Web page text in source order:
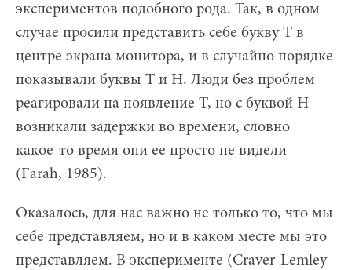
экспериментов подобного рода. Так, в одном
случае просили представить себе букву Т в
центре экрана монитора, и в случайно порядке
показывали буквы Т и Н. Люди без проблем
реагировали на появление Т, но с буквой Н
возникали задержки во времени, словно
какое-то время они ее просто не видели
(Farah, 1985).
Оказалось, для нас важно не только то, что мы
себе представляем, но и в каком месте мы это
представляем. В эксперименте (Craver-Lemley